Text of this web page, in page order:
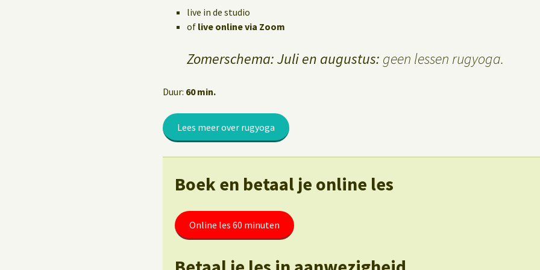
live in de studio
of live online via Zoom
Zomerschema: Juli en augustus: geen lessen rugyoga.
Duur: 60 min.
Lees meer over rugyoga
Boek en betaal je online les
Online les 60 minuten